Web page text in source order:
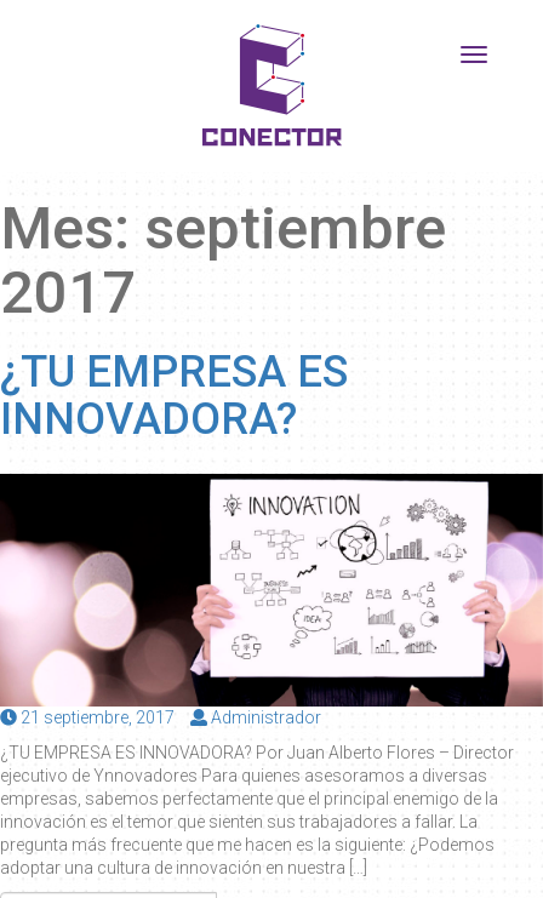
Mes: septiembre
2017
¿TU EMPRESA ES
INNOVADORA?
Posted
21 septiembre, 2017
Posted
Administrador
¿TU EMPRESA ES INNOVADORA? Por Juan Alberto Flores – Director
ejecutivo de Ynnovadores Para quienes asesoramos a diversas
empresas, sabemos perfectamente que el principal enemigo de la
innovación es el temor que sienten sus trabajadores a fallar. La
pregunta más frecuente que me hacen es la siguiente: ¿Podemos
adoptar una cultura de innovación en nuestra […]